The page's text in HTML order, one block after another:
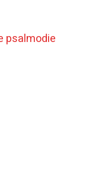
psalmodie